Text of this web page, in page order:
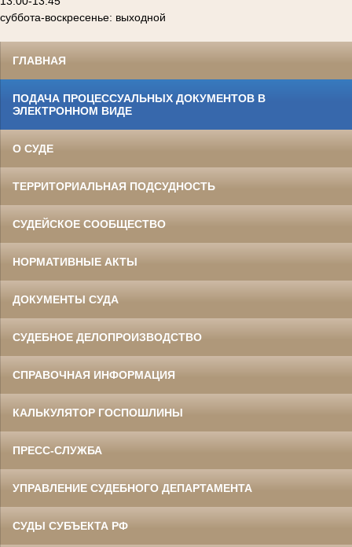
суббота-воскресенье: выходной
ГЛАВНАЯ
ПОДАЧА ПРОЦЕССУАЛЬНЫХ ДОКУМЕНТОВ В
ЭЛЕКТРОННОМ ВИДЕ
О СУДЕ
ТЕРРИТОРИАЛЬНАЯ ПОДСУДНОСТЬ
СУДЕЙСКОЕ СООБЩЕСТВО
НОРМАТИВНЫЕ АКТЫ
ДОКУМЕНТЫ СУДА
СУДЕБНОЕ ДЕЛОПРОИЗВОДСТВО
СПРАВОЧНАЯ ИНФОРМАЦИЯ
КАЛЬКУЛЯТОР ГОСПОШЛИНЫ
ПРЕСС-СЛУЖБА
УПРАВЛЕНИЕ СУДЕБНОГО ДЕПАРТАМЕНТА
СУДЫ СУБЪЕКТА РФ